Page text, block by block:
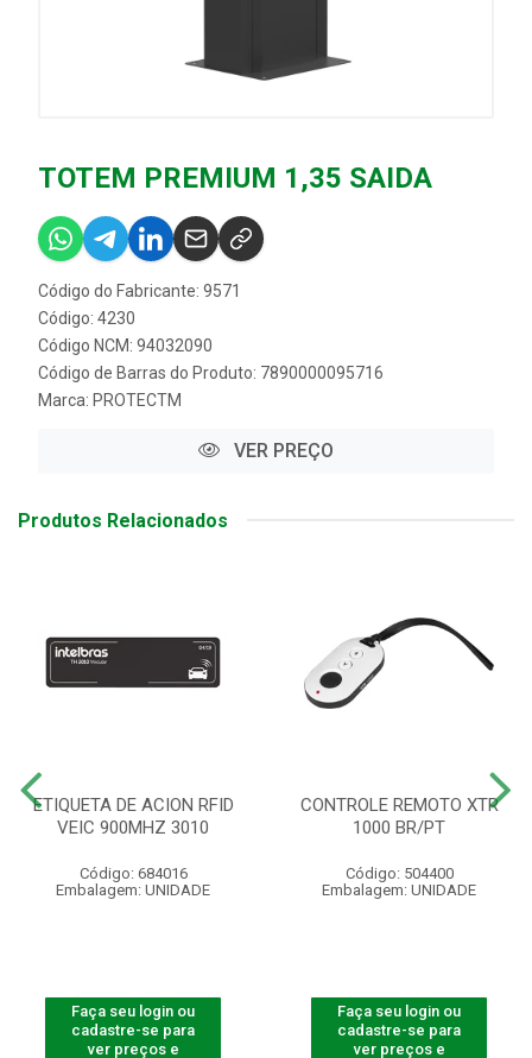
TOTEM PREMIUM 1,35 SAIDA
Código do Fabricante: 9571
Código: 4230
Código NCM: 94032090
Código de Barras do Produto: 7890000095716
Marca: PROTECTM
VER PREÇO
Produtos Relacionados
ETIQUETA DE ACION RFID
VEIC 900MHZ 3010
Código: 684016
Embalagem: UNIDADE
Faça seu login ou
cadastre-se para
ver preços e
CONTROLE REMOTO XTR
1000 BR/PT
Código: 504400
Embalagem: UNIDADE
Faça seu login ou
cadastre-se para
ver preços e